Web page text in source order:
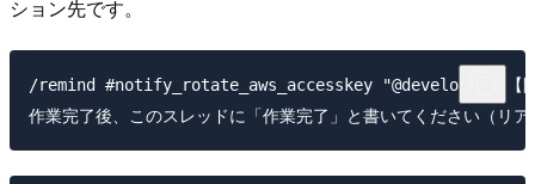
ション先です。
/remind #notify_rotate_aws_accesskey "@developers 【開発